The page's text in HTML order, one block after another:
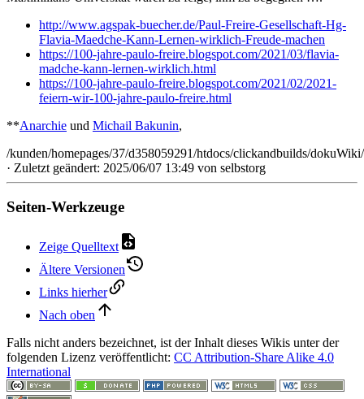
http://www.agspak-buecher.de/Paul-Freire-Gesellschaft-Hg-
Flavia-Maedche-Kann-Lernen-wirklich-Freude-machen
https://100-jahre-paulo-freire.blogspot.com/2021/03/flavia-
madche-kann-lernen-wirklich.html
https://100-jahre-paulo-freire.blogspot.com/2021/02/2021-
feiern-wir-100-jahre-paulo-freire.html
**Anarchie und Michail Bakunin,
/kunden/homepages/37/d358059291/htdocs/clickandbuilds/
· Zuletzt geändert: 2025/06/07 13:49 von selbstorg
Seiten-Werkzeuge
Zeige Quelltext
Ältere Versionen
Links hierher
Nach oben
Falls nicht anders bezeichnet, ist der Inhalt dieses Wikis unter der
folgenden Lizenz veröffentlicht: CC Attribution-Share Alike 4.0
International